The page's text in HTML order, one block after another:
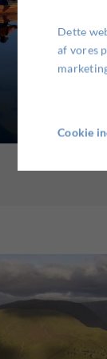
Dette
af vores
Cookie